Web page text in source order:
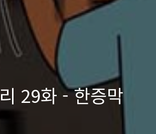
29화 - 한증막